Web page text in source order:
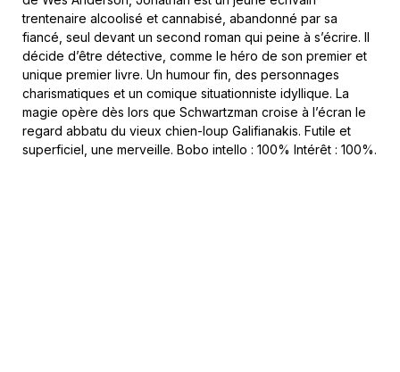
trentenaire alcoolisé et cannabisé, abandonné par sa
fiancé, seul devant un second roman qui peine à s’écrire. Il
décide d’être détective, comme le héro de son premier et
unique premier livre. Un humour fin, des personnages
charismatiques et un comique situationniste idyllique. La
magie opère dès lors que Schwartzman croise à l’écran le
regard abbatu du vieux chien-loup Galifianakis. Futile et
superficiel, une merveille. Bobo intello : 100% Intérêt : 100%.